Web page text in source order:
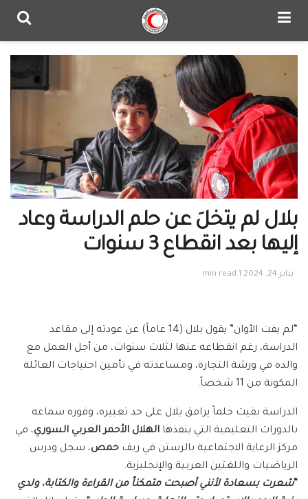
بلال لم يتخلَ عن حلم الدراسة وعاد
إليها بعد انقطاع 3 سنوات
يناير 24, 2024 1 min read
“لم يفت الأوان” يقول بلال (14 عاماً) عن عودته إلى مقاعد
الدراسة، رغم انقطاعه عنها لثلاث سنوات، من أجل العمل مع
والده في ورشة النجارة، ومساعدته في تأمين احتياجات العائلة
المكونة من 11 شخصاً.
الدراسة بقيت حلماً يرافق بلال على حد تعبيره، وفوره سماعه
بالدورات التعليمية التي ينفذها الهلال الأحمر العربي السوري، في
مركز الرعاية الاجتماعية بالرستن في ريف حمص، سجل ودرس
الرياضيات واللغتين العربية والإنجليزية.
“شعرت بسعادة لأنني أصبحت متمكناً من القراءة والكتابة، ولدي